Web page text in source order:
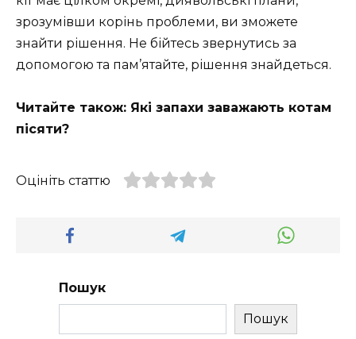
зрозумівши корінь проблеми, ви зможете
знайти рішення. Не бійтесь звернутись за
допомогою та пам’ятайте, рішення знайдеться.
Читайте також: Які запахи заважають котам
пісяти?
Оцініть статтю
Пошук
Пошук